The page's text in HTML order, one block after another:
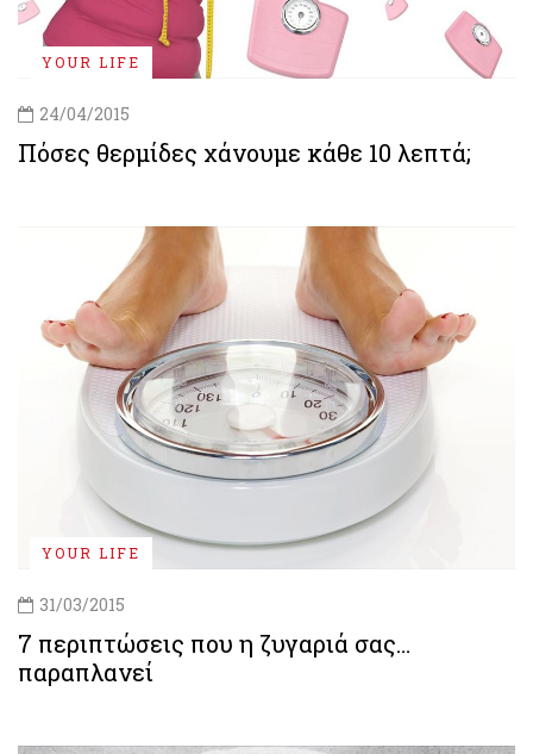
YOUR LIFE
24/04/2015
Πόσες θερμίδες χάνουμε κάθε 10 λεπτά;
YOUR LIFE
31/03/2015
7 περιπτώσεις που η ζυγαριά σας…
παραπλανεί